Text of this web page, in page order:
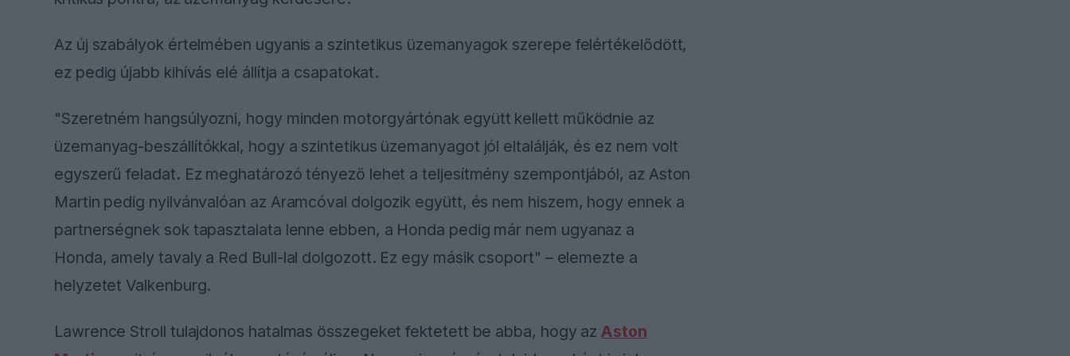
Az új szabályok értelmében ugyanis a szintetikus üzemanyagok szerepe felértékelődött,
ez pedig újabb kihívás elé állítja a csapatokat.
"Szeretném hangsúlyozni, hogy minden motorgyártónak együtt kellett működnie az
üzemanyag-beszállítókkal, hogy a szintetikus üzemanyagot jól eltalálják, és ez nem volt
egyszerű feladat. Ez meghatározó tényező lehet a teljesítmény szempontjából, az Aston
Martin pedig nyilvánvalóan az Aramcóval dolgozik együtt, és nem hiszem, hogy ennek a
partnerségnek sok tapasztalata lenne ebben, a Honda pedig már nem ugyanaz a
Honda, amely tavaly a Red Bull-lal dolgozott. Ez egy másik csoport" – elemezte a
helyzetet Valkenburg.
Lawrence Stroll tulajdonos hatalmas összegeket fektetett be abba, hogy azAston